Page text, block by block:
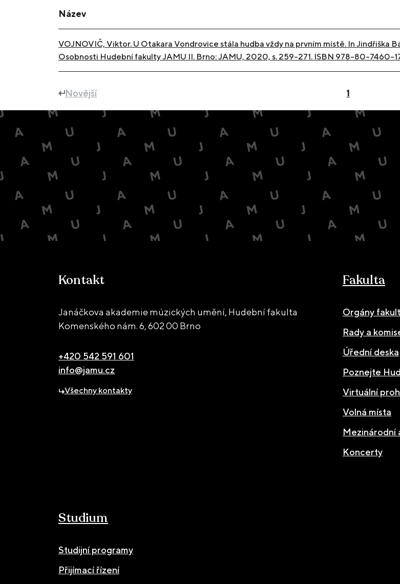
Název
VOJNOVIČ, Viktor. U Otakara Vondrovice stála hudba vždy na prvním místě. In Jindřiška
Osobnosti Hudební fakulty JAMU II. Brno: JAMU, 2020, s. 259-271. ISBN 978-80-7460-
Novější 1
Kontakt
Janáčkova akademie múzických umění, Hudební fakulta
Komenského nám. 6,602 00 Brno
+420 542 591 601
info@jamu.cz
Všechny kontakty
Fakulta
Orgány
Rady a
Úřední deska
Poznejte
Virtuální
Volná místa
Mezinárodní
Koncerty
Studium
Studijní programy
Přijímací řízení